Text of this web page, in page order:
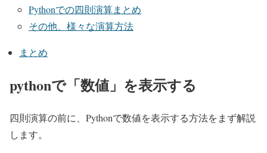
Pythonでの四則演算まとめ
その他、様々な演算方法
まとめ
pythonで「数値」を表示する
四則演算の前に、Pythonで数値を表示する方法をまず解説
します。